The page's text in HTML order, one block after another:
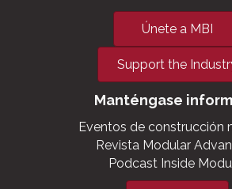
Únete a MBI
Support the
Manténgase
Eventos de construcción
Revista Modular
Podcast Inside